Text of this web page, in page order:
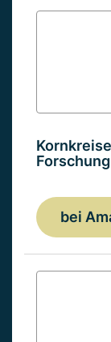
Forschung
bei